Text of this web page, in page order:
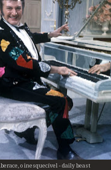
o inesquecível - daily beast